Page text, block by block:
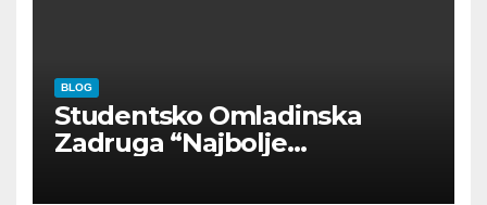
BLOG
Studentsko Omladinska
Zadruga “Najbolje